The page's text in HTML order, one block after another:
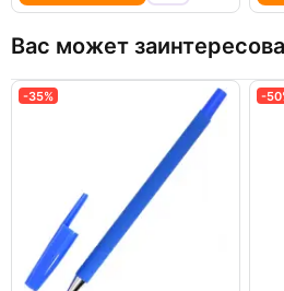
Вас может
-35% -